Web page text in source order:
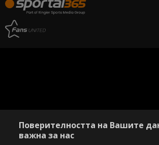
Поверителността на Вашите
важна за нас